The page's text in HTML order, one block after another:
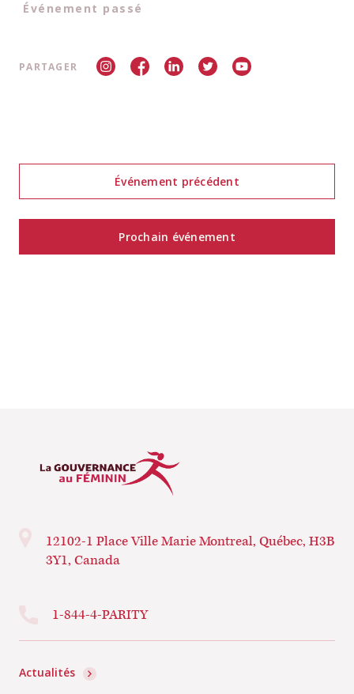
Événement passé
PARTAGER
Événement précédent
Prochain événement
12102-1 Place Ville MarieMontreal, Québec, H3B
3Y1, Canada
1-844-4-PARITY
Actualités